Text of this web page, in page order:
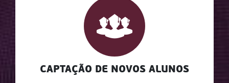
CAPTAÇÃO DE NOVOS ALUNOS